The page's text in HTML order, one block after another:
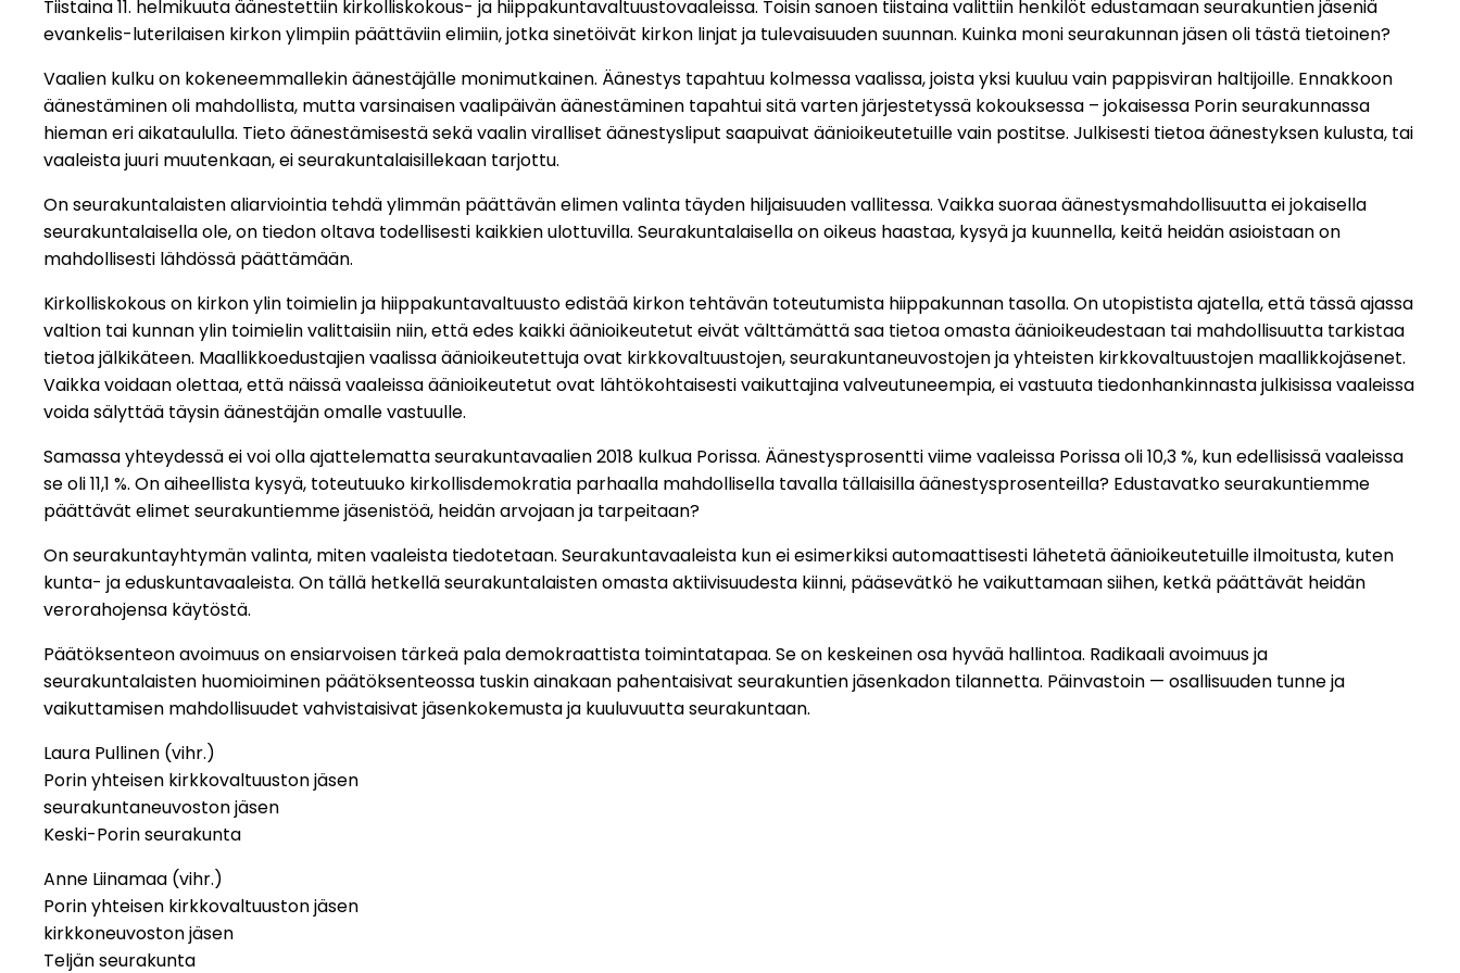
Tiistaina 11. helmikuuta äänestettiin kirkolliskokous- ja hiippakuntavaltuustovaaleissa. Toisin sanoen tiistaina valittiin henkilöt edustamaan seurakuntien jäseniä
evankelis-luterilaisen kirkon ylimpiin päättäviin elimiin, jotka sinetöivät kirkon linjat ja tulevaisuuden suunnan. Kuinka moni seurakunnan jäsen oli tästä tietoinen?
Vaalien kulku on kokeneemmallekin äänestäjälle monimutkainen. Äänestys tapahtuu kolmessa vaalissa, joista yksi kuuluu vain pappisviran haltijoille. Ennakkoon
äänestäminen oli mahdollista, mutta varsinaisen vaalipäivän äänestäminen tapahtui sitä varten järjestetyssä kokouksessa – jokaisessa Porin seurakunnassa
hieman eri aikataululla. Tieto äänestämisestä sekä vaalin viralliset äänestysliput saapuivat äänioikeutetuille vain postitse. Julkisesti tietoa äänestyksen kulusta, tai
vaaleista juuri muutenkaan, ei seurakuntalaisillekaan tarjottu.
On seurakuntalaisten aliarviointia tehdä ylimmän päättävän elimen valinta täyden hiljaisuuden vallitessa. Vaikka suoraa äänestysmahdollisuutta ei jokaisella
seurakuntalaisella ole, on tiedon oltava todellisesti kaikkien ulottuvilla. Seurakuntalaisella on oikeus haastaa, kysyä ja kuunnella, keitä heidän asioistaan on
mahdollisesti lähdössä päättämään.
Kirkolliskokous on kirkon ylin toimielin ja hiippakuntavaltuusto edistää kirkon tehtävän toteutumista hiippakunnan tasolla. On utopistista ajatella, että tässä ajassa
valtion tai kunnan ylin toimielin valittaisiin niin, että edes kaikki äänioikeutetut eivät välttämättä saa tietoa omasta äänioikeudestaan tai mahdollisuutta tarkistaa
tietoa jälkikäteen. Maallikkoedustajien vaalissa äänioikeutettuja ovat kirkkovaltuustojen, seurakuntaneuvostojen ja yhteisten kirkkovaltuustojen maallikkojäsenet.
Vaikka voidaan olettaa, että näissä vaaleissa äänioikeutetut ovat lähtökohtaisesti vaikuttajina valveutuneempia, ei vastuuta tiedonhankinnasta julkisissa vaaleissa
voida sälyttää täysin äänestäjän omalle vastuulle.
Samassa yhteydessä ei voi olla ajattelematta seurakuntavaalien 2018 kulkua Porissa. Äänestysprosentti viime vaaleissa Porissa oli 10,3 %, kun edellisissä vaaleissa
se oli 11,1 %. On aiheellista kysyä, toteutuuko kirkollisdemokratia parhaalla mahdollisella tavalla tällaisilla äänestysprosenteilla? Edustavatko seurakuntiemme
päättävät elimet seurakuntiemme jäsenistöä, heidän arvojaan ja tarpeitaan?
On seurakuntayhtymän valinta, miten vaaleista tiedotetaan. Seurakuntavaaleista kun ei esimerkiksi automaattisesti lähetetä äänioikeutetuille ilmoitusta, kuten
kunta- ja eduskuntavaaleista. On tällä hetkellä seurakuntalaisten omasta aktiivisuudesta kiinni, pääsevätkö he vaikuttamaan siihen, ketkä päättävät heidän
verorahojensa käytöstä.
Päätöksenteon avoimuus on ensiarvoisen tärkeä pala demokraattista toimintatapaa. Se on keskeinen osa hyvää hallintoa. Radikaali avoimuus ja
seurakuntalaisten huomioiminen päätöksenteossa tuskin ainakaan pahentaisivat seurakuntien jäsenkadon tilannetta. Päinvastoin — osallisuuden tunne ja
vaikuttamisen mahdollisuudet vahvistaisivat jäsenkokemusta ja kuuluvuutta seurakuntaan.
Laura Pullinen (vihr.)
Porin yhteisen kirkkovaltuuston jäsen
seurakuntaneuvoston jäsen
Keski-Porin seurakunta
Anne Liinamaa (vihr.)
Porin yhteisen kirkkovaltuuston jäsen
kirkkoneuvoston jäsen
Teljän seurakunta